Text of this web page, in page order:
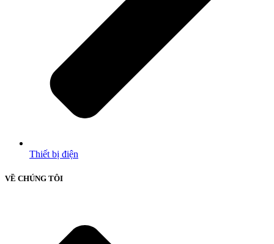
Thiết bị điện
VỀ CHÚNG TÔI